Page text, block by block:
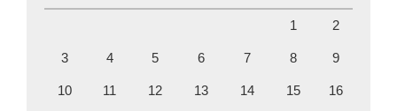
1 2
3 4 5 6 7 8 9
10 11 12 13 14 15 16